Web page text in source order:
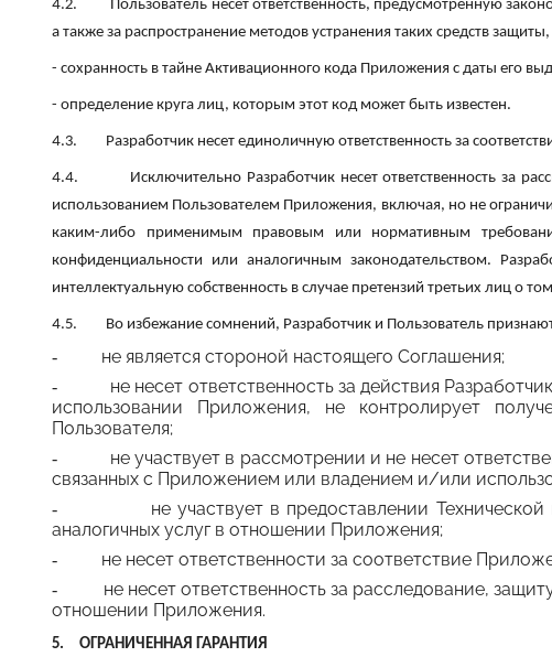
4.2.
Пользователь несет ответственность, предусмотренную
а также за распространение методов устранения таких средств
- сохранность в тайне Активационного кода Приложения с даты его
- определение круга лиц, которым этот код может быть известен.
4.3. Разработчик несет единоличную ответственность за
4.4.
Исключительно Разработчик несет ответственность за
использованием Пользователем Приложения, включая, но не
каким-либо применимым правовым или нормативным
конфиденциальности или аналогичным законодательством.
интеллектуальную собственность в случае претензий третьих лиц о
4.5. Во избежание сомнений, Разработчик и Пользователь
- не является стороной настоящего Соглашения;
-
не несет ответственность за действия
использовании Приложения, не контролирует
Пользователя;
-
не участвует в рассмотрении и не несет
связанных с Приложением или владением и/или
-
не участвует в предоставлении
аналогичных услуг в отношении Приложения;
- не несет ответственности за соответствие
-
не несет ответственность за расследование,
отношении Приложения.
5. ОГРАНИЧЕННАЯ ГАРАНТИЯ